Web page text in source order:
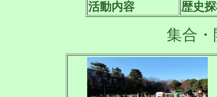
活動内容
歴史
集合